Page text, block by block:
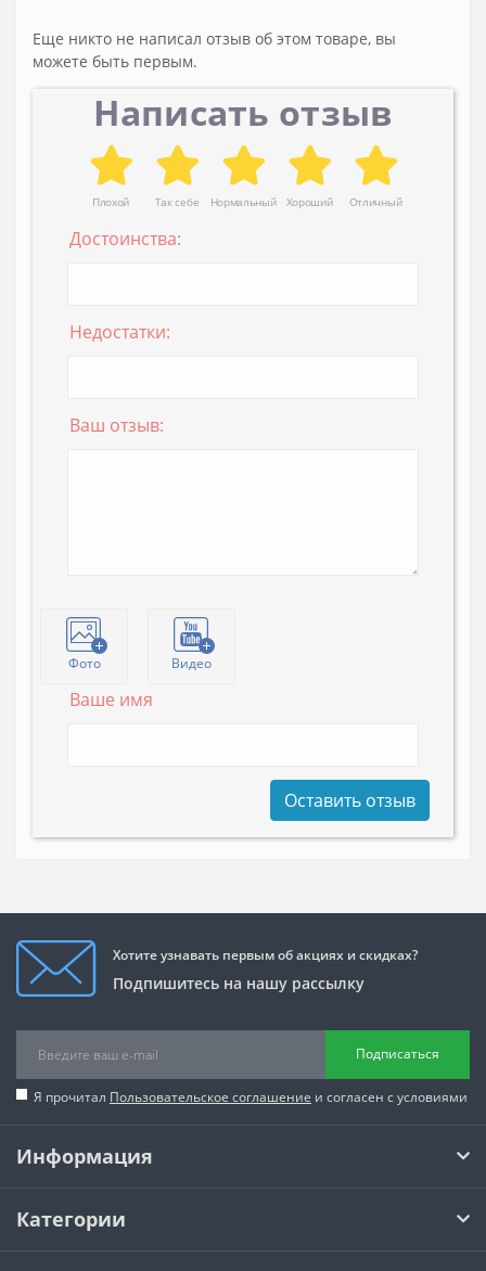
Еще никто не написал отзыв об этом товаре, вы
можете быть первым.
Написать отзыв
Плохой Так себе Нормальный Хороший Отличный
Достоинства:
Недостатки:
Ваш отзыв:
Фото Видео
Ваше имя
Оставить отзыв
Хотите узнавать первым об акциях и скидках?
Подпишитесь на нашу рассылку
Подписаться
Я прочитал Пользовательское соглашение и согласен с условиями
Информация
Категории